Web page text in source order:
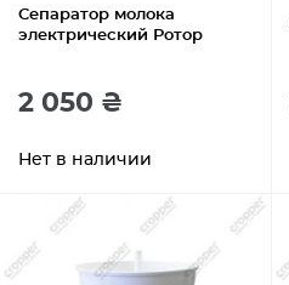
Сепаратор молока
электрический Ротор
2 050 ₴
Нет в наличии